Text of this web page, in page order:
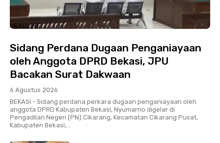
HEADLINE
Sidang Perdana Dugaan Penganiayaan
oleh Anggota DPRD Bekasi, JPU
Bacakan Surat Dakwaan
6 Agustus 2026
BEKASI - Sidang perdana perkara dugaan penganiayaan oleh
anggota DPRD Kabupaten Bekasi, Nyumarno digelar di
Pengadilan Negeri (PN) Cikarang, Kecamatan Cikarang Pusat,
Kabupaten Bekasi,...